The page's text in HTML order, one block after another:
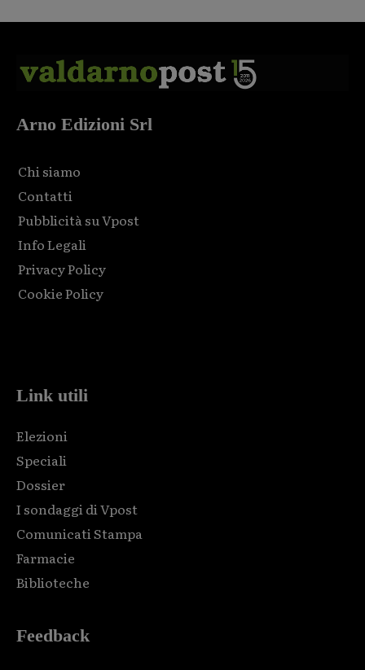
Arno Edizioni Srl
Chi siamo
Contatti
Pubblicità su Vpost
Info Legali
Privacy Policy
Cookie Policy
Link utili
Elezioni
Speciali
Dossier
I sondaggi di Vpost
Comunicati Stampa
Farmacie
Biblioteche
Feedback